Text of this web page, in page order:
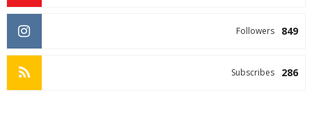
849
Followers
286
Subscribes